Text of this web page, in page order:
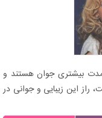
مدت بیشتری جوان هستند و
راز این زیبایی و جوانی در